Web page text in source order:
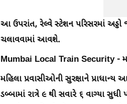
આ ઉપરાંત, રેલ્વે સ્ટેશન પરિસરમાં
ચલાવવામાં આવશે.
Mumbai Local Train Security -
મહિલા પ્રવાસીઓની સુરક્ષાને
ડબ્બામાં રાત્રે ૯ થી સવારે ૬ વાગ્યા